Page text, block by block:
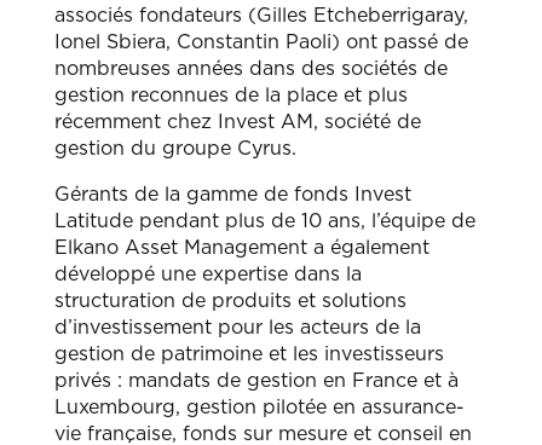
associés fondateurs (Gilles Etcheberrigaray,
Ionel Sbiera, Constantin Paoli) ont passé de
nombreuses années dans des sociétés de
gestion reconnues de la place et plus
récemment chez Invest AM, société de
gestion du groupe Cyrus.
Gérants de la gamme de fonds Invest
Latitude pendant plus de 10 ans, l’équipe de
Elkano Asset Management a également
développé une expertise dans la
structuration de produits et solutions
d’investissement pour les acteurs de la
gestion de patrimoine et les investisseurs
privés : mandats de gestion en France et à
Luxembourg, gestion pilotée en assurance-
vie française, fonds sur mesure et conseil en